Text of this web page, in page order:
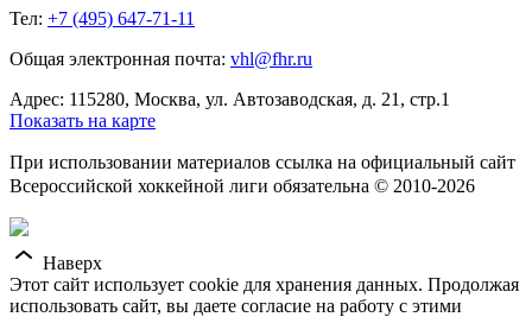
Тел: +7 (495) 647-71-11
Общая электронная почта: vhl@fhr.ru
Адрес: 115280, Москва, ул. Автозаводская, д. 21, стр.1
Показать на карте
При использовании материалов ссылка на официальный сайт
Всероссийской хоккейной лиги обязательна © 2010-2026
Наверх
Этот сайт использует cookie для хранения данных. Продолжая
использовать сайт, вы даете согласие на работу с этими